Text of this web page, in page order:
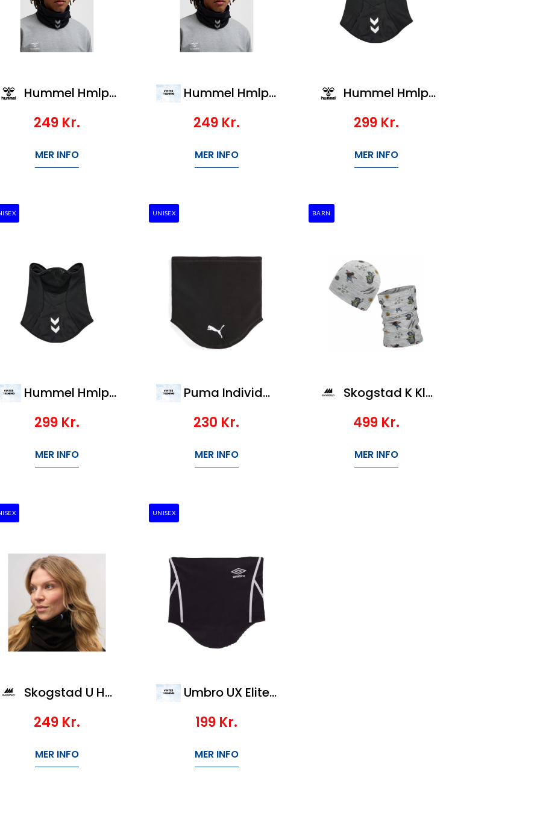
Hummel Hmlperformance Neck Tube
249 Kr.
MER INFO
Hummel Hmlperformance Neck Tube
249 Kr.
MER INFO
Hummel Hmlpro Neck Tube
299 Kr.
MER INFO
Hummel Hmlpro Neck Tube
299 Kr.
MER INFO
UNISEX
Puma Individualwinterized Neck Warmer
230 Kr.
MER INFO
BARN
Skogstad K Klypa Merinoull Lue Og Hals
499 Kr.
MER INFO
Skogstad U Huseby Microfleece Hals
249 Kr.
MER INFO
UNISEX
Umbro UX Elite Neckwarmer
199 Kr.
MER INFO